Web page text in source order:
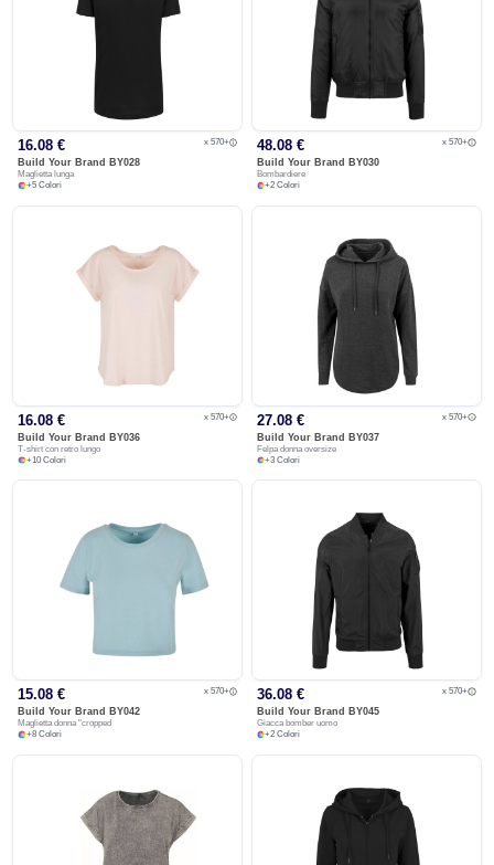
16.08 € x 570+
Build Your Brand BY028
Maglietta lunga
+5 Colori
48.08 € x 570+
Build Your Brand BY030
Bombardiere
+2 Colori
16.08 € x 570+
Build Your Brand BY036
T-shirt con retro lungo
+10 Colori
27.08 € x 570+
Build Your Brand BY037
Felpa donna oversize
+3 Colori
15.08 € x 570+
Build Your Brand BY042
Maglietta donna "cropped
+8 Colori
36.08 € x 570+
Build Your Brand BY045
Giacca bomber uomo
+2 Colori